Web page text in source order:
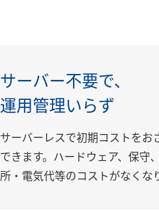
サーバー不要で、
運用管理いらず
サーバーレスで初期コストをお
できます。ハードウェア、保守
所・電気代等のコストがなくな